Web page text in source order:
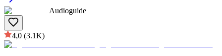
Audioguide
4,0 (3.1K)